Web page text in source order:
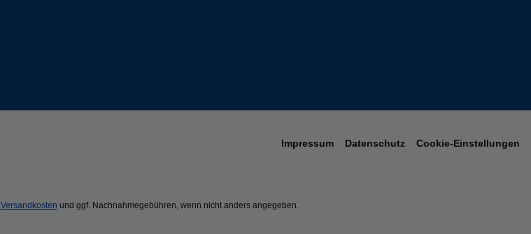
Impressum Datenschutz Cookie-Einstellungen
Versandkosten und ggf. Nachnahmegebühren, wenn nicht anders angegeben.